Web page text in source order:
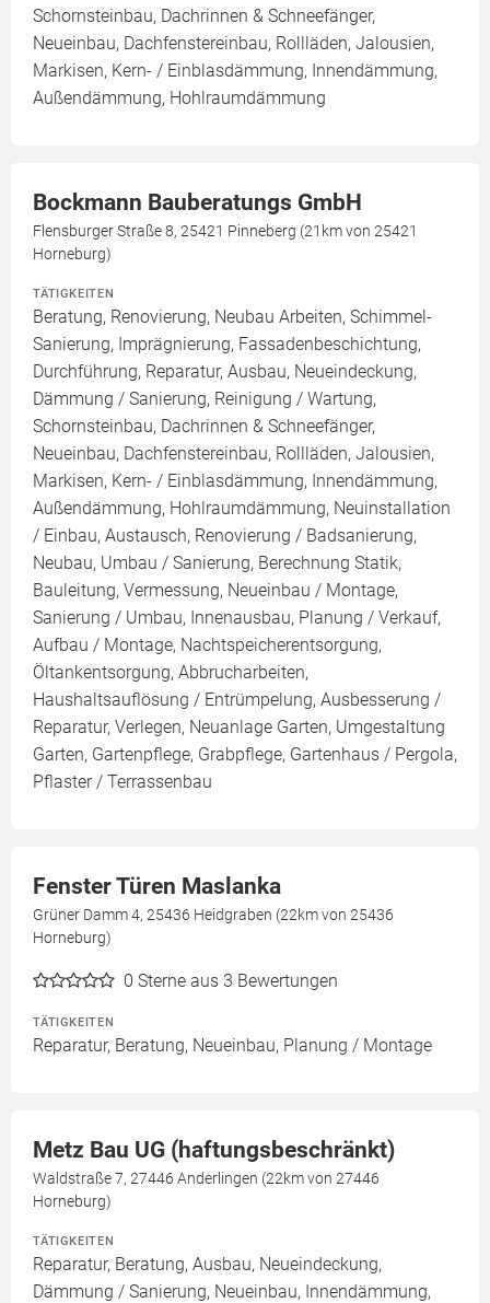
Schornsteinbau, Dachrinnen & Schneefänger,
Neueinbau, Dachfenstereinbau, Rollläden, Jalousien,
Markisen, Kern- / Einblasdämmung, Innendämmung,
Außendämmung, Hohlraumdämmung
Bockmann Bauberatungs GmbH
Flensburger Straße 8, 25421 Pinneberg (21km von 25421
Horneburg)
TÄTIGKEITEN
Beratung, Renovierung, Neubau Arbeiten, Schimmel-
Sanierung, Imprägnierung, Fassadenbeschichtung,
Durchführung, Reparatur, Ausbau, Neueindeckung,
Dämmung / Sanierung, Reinigung / Wartung,
Schornsteinbau, Dachrinnen & Schneefänger,
Neueinbau, Dachfenstereinbau, Rollläden, Jalousien,
Markisen, Kern- / Einblasdämmung, Innendämmung,
Außendämmung, Hohlraumdämmung, Neuinstallation
/ Einbau, Austausch, Renovierung / Badsanierung,
Neubau, Umbau / Sanierung, Berechnung Statik,
Bauleitung, Vermessung, Neueinbau / Montage,
Sanierung / Umbau, Innenausbau, Planung / Verkauf,
Aufbau / Montage, Nachtspeicherentsorgung,
Öltankentsorgung, Abbrucharbeiten,
Haushaltsauflösung / Entrümpelung, Ausbesserung /
Reparatur, Verlegen, Neuanlage Garten, Umgestaltung
Garten, Gartenpflege, Grabpflege, Gartenhaus / Pergola,
Pflaster / Terrassenbau
Fenster Türen Maslanka
Grüner Damm 4, 25436 Heidgraben (22km von 25436
Horneburg)
0 Sterne aus 3 Bewertungen
TÄTIGKEITEN
Reparatur, Beratung, Neueinbau, Planung / Montage
Metz Bau UG (haftungsbeschränkt)
Waldstraße 7, 27446 Anderlingen (22km von 27446
Horneburg)
TÄTIGKEITEN
Reparatur, Beratung, Ausbau, Neueindeckung,
Dämmung / Sanierung, Neueinbau, Innendämmung,